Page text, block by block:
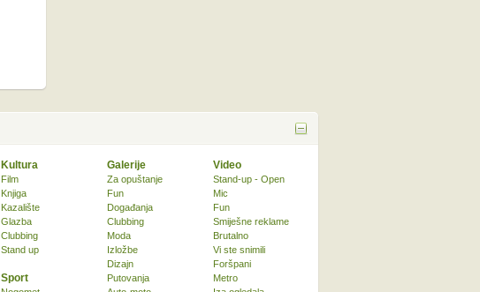
Kultura
Film
Knjiga
Kazalište
Glazba
Clubbing
Stand up
Sport
Galerije
Za opuštanje
Fun
Događanja
Clubbing
Moda
Izložbe
Dizajn
Putovanja
Video
Stand-up - Open
Mic
Fun
Smiješne reklame
Brutalno
Vi ste snimili
Foršpani
Metro